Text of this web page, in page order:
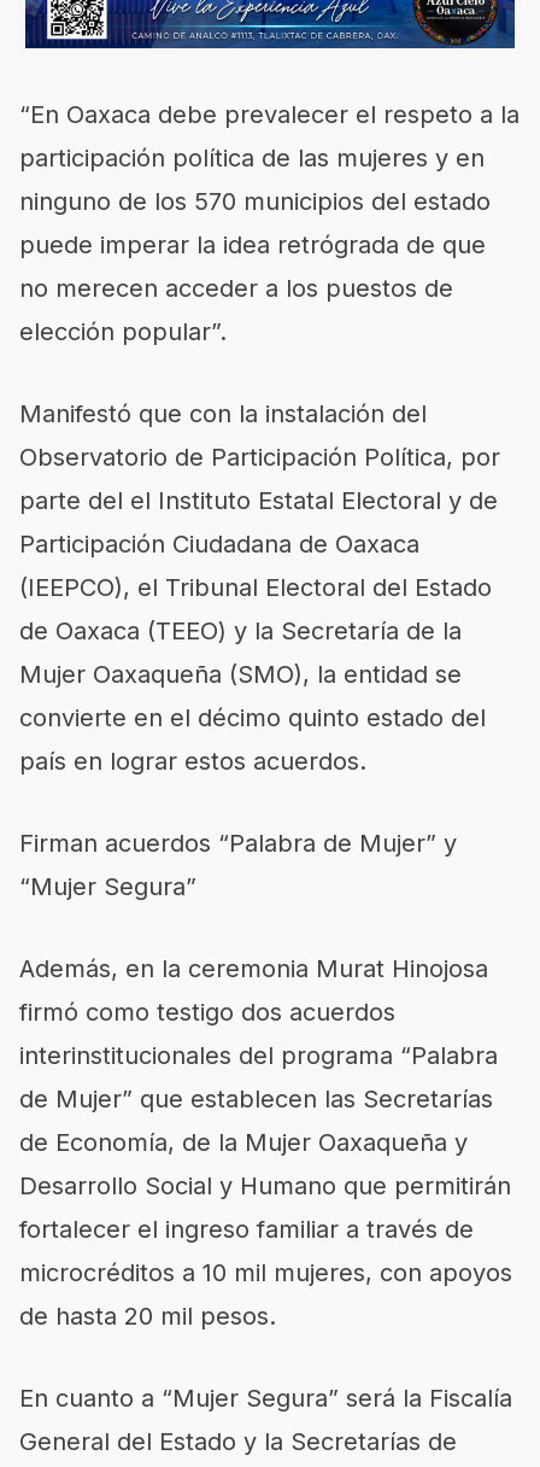
“En Oaxaca debe prevalecer el respeto a la
participación política de las mujeres y en
ninguno de los 570 municipios del estado
puede imperar la idea retrógrada de que
no merecen acceder a los puestos de
elección popular”.
Manifestó que con la instalación del
Observatorio de Participación Política, por
parte del el Instituto Estatal Electoral y de
Participación Ciudadana de Oaxaca
(IEEPCO), el Tribunal Electoral del Estado
de Oaxaca (TEEO) y la Secretaría de la
Mujer Oaxaqueña (SMO), la entidad se
convierte en el décimo quinto estado del
país en lograr estos acuerdos.
Firman acuerdos “Palabra de Mujer” y
“Mujer Segura”
Además, en la ceremonia Murat Hinojosa
firmó como testigo dos acuerdos
interinstitucionales del programa “Palabra
de Mujer” que establecen las Secretarías
de Economía, de la Mujer Oaxaqueña y
Desarrollo Social y Humano que permitirán
fortalecer el ingreso familiar a través de
microcréditos a 10 mil mujeres, con apoyos
de hasta 20 mil pesos.
En cuanto a “Mujer Segura” será la Fiscalía
General del Estado y la Secretarías de